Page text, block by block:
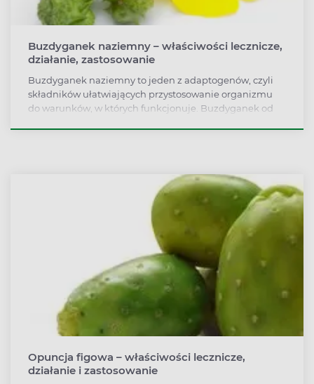
Buzdyganek naziemny – właściwości lecznicze,
działanie, zastosowanie
Buzdyganek naziemny to jeden z adaptogenów, czyli
składników ułatwiających przystosowanie organizmu
do warunków, w których funkcjonuje. Buzdyganek od
cholesterolu. Jakie działanie ma buzdyganek
naziemny? Na co pomaga? Sprawdź, jak go stosować!
Opuncja figowa – właściwości lecznicze,
działanie i zastosowanie